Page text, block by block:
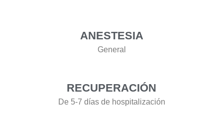
ANESTESIA
General
RECUPERACIÓN
De 5-7 días de hospitalización